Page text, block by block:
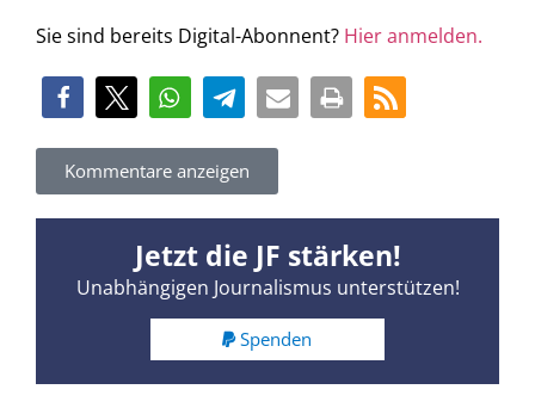
Sie sind bereits Digital-Abonnent? Hier anmelden.
Kommentare anzeigen
Jetzt die JF stärken!
Unabhängigen Journalismus unterstützen!
Spenden